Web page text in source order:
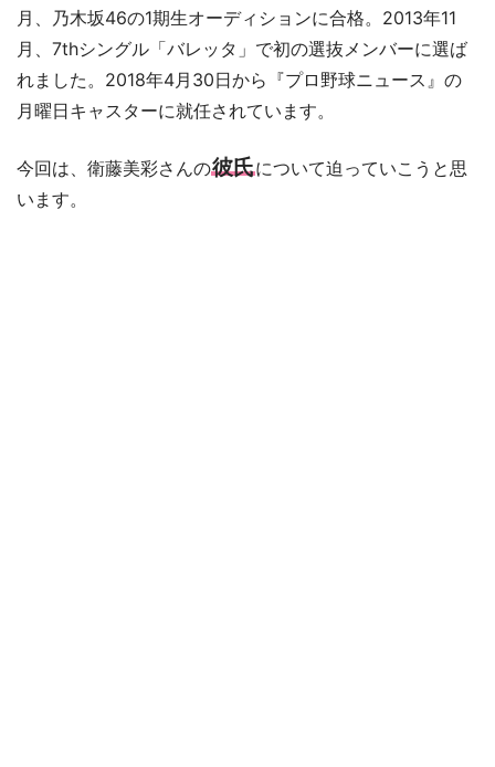
月、乃木坂46の1期生オーディションに合格。2013年11
月、7thシングル「バレッタ」で初の選抜メンバーに選ば
れました。2018年4月30日から『プロ野球ニュース』の
月曜日キャスターに就任されています。
今回は、衛藤美彩さんの彼氏について迫っていこうと思
います。